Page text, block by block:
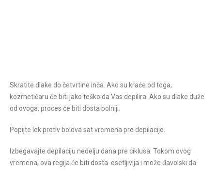
Skratite dlake do četvrtine inča. Ako su kraće od toga,
kozmetičaru će biti jako teško da Vas depilira. Ako su dlake duže
od ovoga, proces će biti dosta bolniji.
Popijte lek protiv bolova sat vremena pre depilacije.
Izbegavajte depilaciju nedelju dana pre ciklusa. Tokom ovog
vremena, ova regija će biti dosta osetljivija i može đavolski da